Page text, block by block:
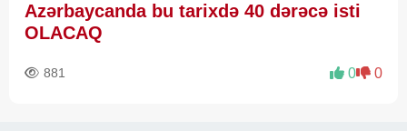
Azərbaycanda bu tarixdə 40 dərəcə isti
OLACAQ
881 0 0